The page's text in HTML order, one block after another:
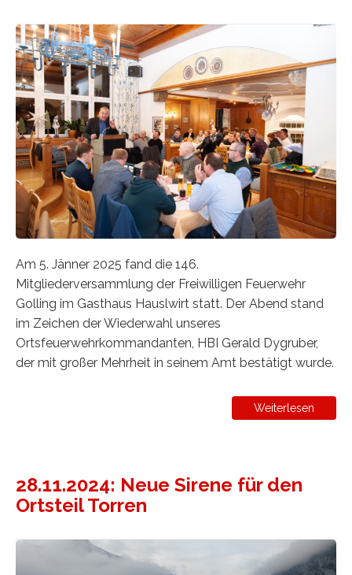
Am 5. Jänner 2025 fand die 146.
Mitgliederversammlung der Freiwilligen Feuerwehr
Golling im Gasthaus Hauslwirt statt. Der Abend stand
im Zeichen der Wiederwahl unseres
Ortsfeuerwehrkommandanten, HBI Gerald Dygruber,
der mit großer Mehrheit in seinem Amt bestätigt wurde.
Weiterlesen
28.11.2024: Neue Sirene für den
Ortsteil Torren